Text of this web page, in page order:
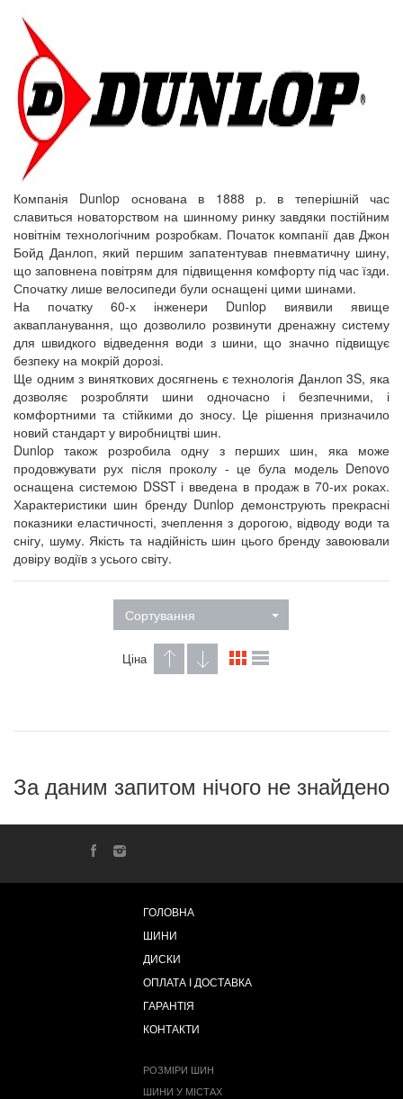
Компанія Dunlop основана в 1888 р. в теперішній час
славиться новаторством на шинному ринку завдяки постійним
новітнім технологічним розробкам. Початок компанії дав Джон
Бойд Данлоп, який першим запатентував пневматичну шину,
що заповнена повітрям для підвищення комфорту під час їзди.
Спочатку лише велосипеди були оснащені цими шинами.
На початку 60-х інженери Dunlop виявили явище
аквапланування, що дозволило розвинути дренажну систему
для швидкого відведення води з шини, що значно підвищує
безпеку на мокрій дорозі.
Ще одним з виняткових досягнень є технологія Данлоп 3S, яка
дозволяє розробляти шини одночасно і безпечними, і
комфортними та стійкими до зносу. Це рішення призначило
новий стандарт у виробництві шин.
Dunlop також розробила одну з перших шин, яка може
продовжувати рух після проколу - це була модель Denovo
оснащена системою DSST і введена в продаж в 70-их роках.
Характеристики шин бренду Dunlop демонструють прекрасні
показники еластичності, зчеплення з дорогою, відводу води та
снігу, шуму. Якість та надійність шин цього бренду завоювали
довіру водіїв з усього світу.
Сортування
Ціна
За даним запитом нічого не знайдено
ГОЛОВНА
ШИНИ
ДИСКИ
ОПЛАТА І ДОСТАВКА
ГАРАНТІЯ
КОНТАКТИ
РОЗМІРИ ШИН
ШИНИ У МІСТАХ